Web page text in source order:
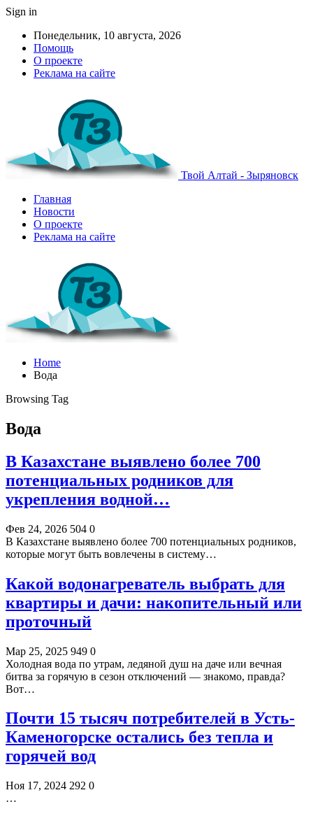
Sign in
Понедельник, 10 августа, 2026
Помощь
О проекте
Реклама на сайте
Твой Алтай - Зыряновск
Главная
Новости
О проекте
Реклама на сайте
Home
Вода
Browsing Tag
Вода
В Казахстане выявлено более 700
потенциальных родников для
укрепления водной…
Фев 24, 2026 504 0
В Казахстане выявлено более 700 потенциальных родников,
которые могут быть вовлечены в систему…
Какой водонагреватель выбрать для
квартиры и дачи: накопительный или
проточный
Мар 25, 2025 949 0
Холодная вода по утрам, ледяной душ на даче или вечная
битва за горячую в сезон отключений — знакомо, правда?
Вот…
Почти 15 тысяч потребителей в Усть-
Каменогорске остались без тепла и
горячей вод
Ноя 17, 2024 292 0
…